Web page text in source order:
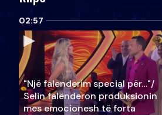
02:57
"Një falenderim special për…"/
Selin falënderon produksionin
mes emocionesh të forta